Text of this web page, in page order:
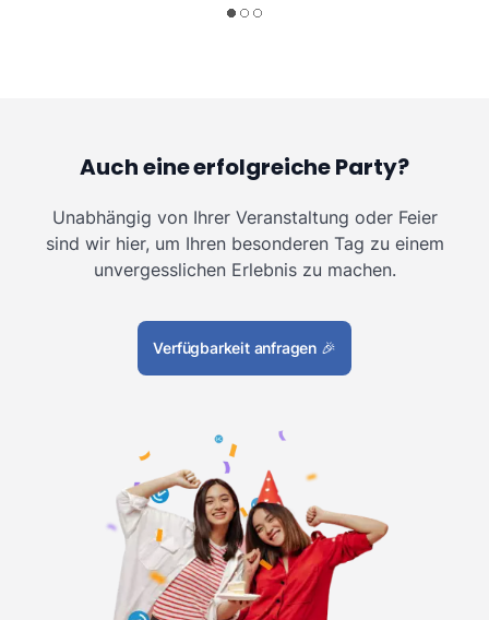
Auch eine erfolgreiche Party?
Unabhängig von Ihrer Veranstaltung oder Feier
sind wir hier, um Ihren besonderen Tag zu einem
unvergesslichen Erlebnis zu machen.
Verfügbarkeit anfragen 🎉